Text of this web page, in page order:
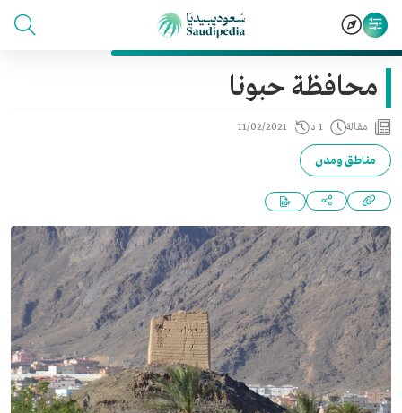
محافظة حبونا
مقالة 1 د 11/02/2021
مناطق ومدن